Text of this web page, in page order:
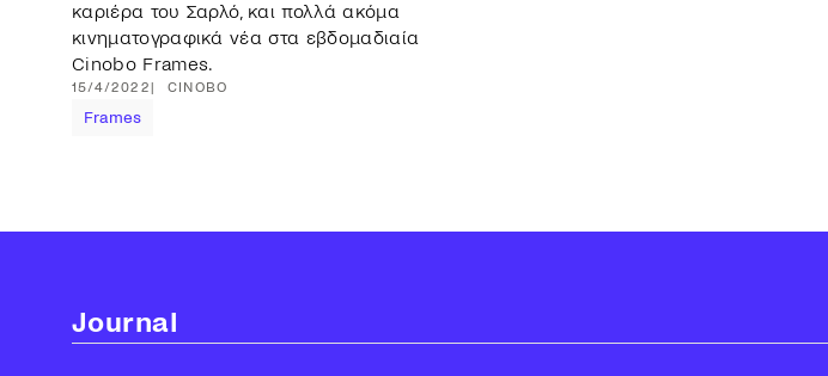
καριέρα του Σαρλό, και πολλά ακόμα
κινηματογραφικά νέα στα εβδομαδιαία
Cinobo Frames.
15/4/2022 CINOBO
Frames
Journal